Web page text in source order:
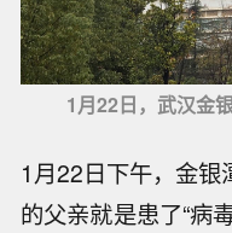
1月22日，武汉金
1月22日下午，金
的父亲就是患了“病